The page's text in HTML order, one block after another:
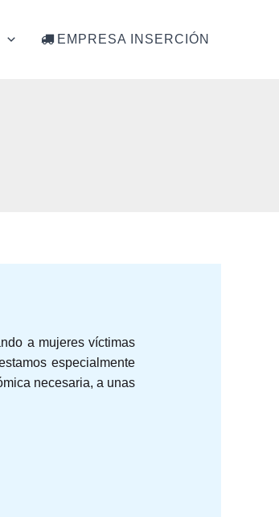
EMPRESA INSERCIÓN
a mujeres víctimas
especialmente
necesaria, a unas